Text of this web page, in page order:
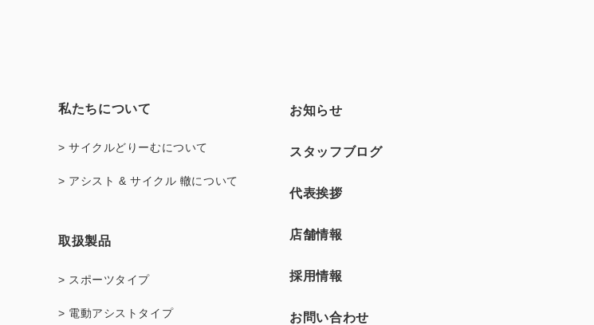
私たちについて
> サイクルどりーむについて
> アシスト & サイクル 轍について
取扱製品
> スポーツタイプ
> 電動アシストタイプ
お知らせ
スタッフブログ
代表挨拶
店舗情報
採用情報
お問い合わせ